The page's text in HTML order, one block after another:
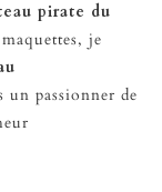
pirate du
je
un passionner de